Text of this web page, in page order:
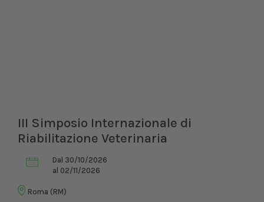
III Simposio Internazionale di
Riabilitazione Veterinaria
Dal 30/10/2026
al 02/11/2026
Roma (RM)